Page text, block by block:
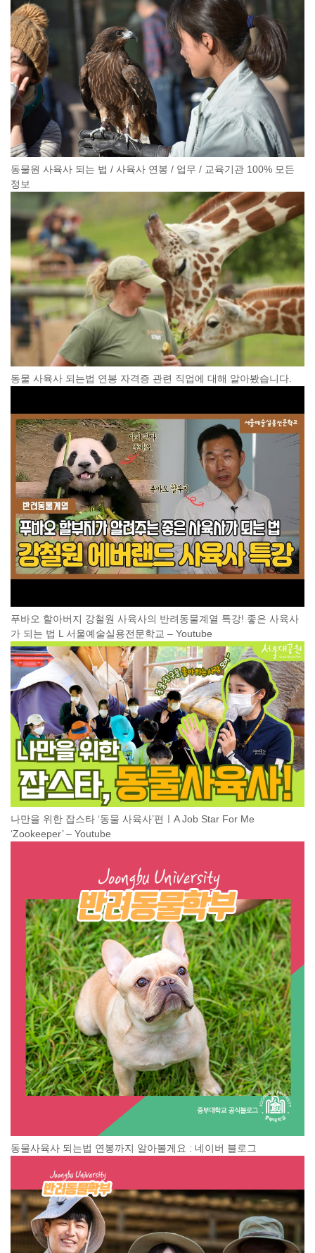
동물원 사육사 되는 법 / 사육사 연봉 / 업무 / 교육기관 100% 모든
정보
동물 사육사 되는법 연봉 자격증 관련 직업에 대해 알아봤습니다.
푸바오 할아버지 강철원 사육사의 반려동물계열 특강! 좋은 사육사
가 되는 법 L 서울예술실용전문학교 – Youtube
나만을 위한 잡스타 ‘동물 사육사’편ㅣA Job Star For Me
‘Zookeeper’ – Youtube
동물사육사 되는법 연봉까지 알아볼게요 : 네이버 블로그